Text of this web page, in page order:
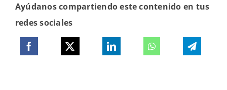
Ayúdanos compartiendo este contenido en tus
redes sociales